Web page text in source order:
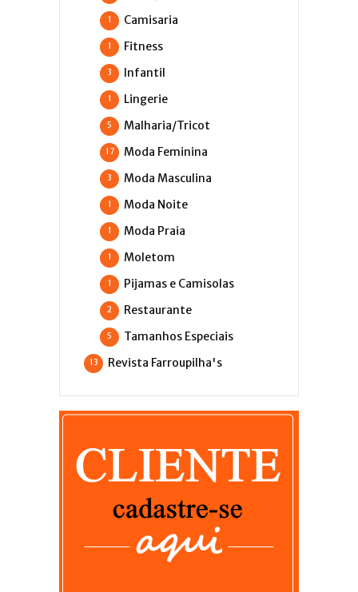
Camisaria
1
Fitness
1
Infantil
3
Lingerie
1
Malharia/Tricot
5
Moda Feminina
17
Moda Masculina
3
Moda Noite
1
Moda Praia
1
Moletom
1
Pijamas e Camisolas
1
Restaurante
2
Tamanhos Especiais
5
Revista Farroupilha's
13